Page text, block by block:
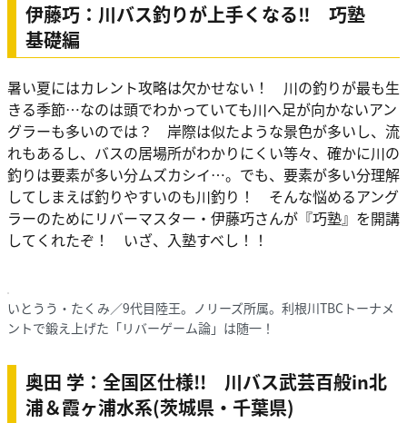
伊藤巧：川バス釣りが上手くなる‼ 巧塾
基礎編
暑い夏にはカレント攻略は欠かせない！ 川の釣りが最も生
きる季節…なのは頭でわかっていても川へ足が向かないアン
グラーも多いのでは？ 岸際は似たような景色が多いし、流
れもあるし、バスの居場所がわかりにくい等々、確かに川の
釣りは要素が多い分ムズカシイ…。でも、要素が多い分理解
してしまえば釣りやすいのも川釣り！ そんな悩めるアング
ラーのためにリバーマスター・伊藤巧さんが『巧塾』を開講
してくれたぞ！ いざ、入塾すべし！！
いとうう・たくみ／9代目陸王。ノリーズ所属。利根川TBCトーナメ
ントで鍛え上げた「リバーゲーム論」は随一！
奥田 学：全国区仕様!! 川バス武芸百般in北
浦＆霞ヶ浦水系(茨城県・千葉県)